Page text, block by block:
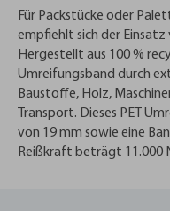
Für Packstücke oder
empfiehlt sich der Einsatz
Hergestellt aus 100 %
Umreifungsband durch
Baustoffe, Holz,
Transport. Dieses PET
von 19 mm sowie eine
Reißkraft beträgt 11.000